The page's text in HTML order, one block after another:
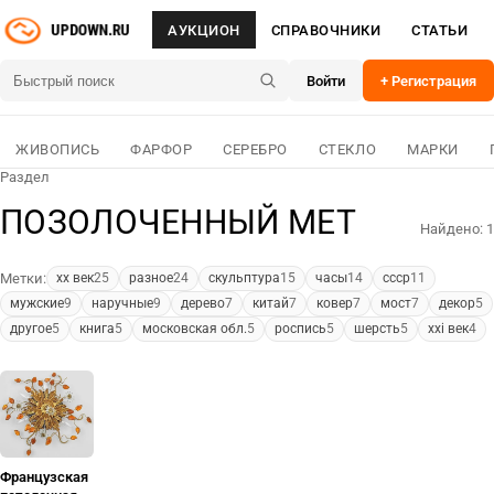
АУКЦИОН СПРАВОЧНИКИ СТАТЬИ
Войти + Регистрация
ЖИВОПИСЬ ФАРФОР СЕРЕБРО СТЕКЛО МАРКИ
Раздел
ПОЗОЛОЧЕННЫЙ МЕТ Найдено: 1
Метки: xx век25 разное24 скульптура15 часы14 ссср11
мужские9 наручные9 дерево7 китай7 ковер7 мост7 декор5
другое5 книга5 московская обл.5 роспись5 шерсть5 xxi век4
Французская